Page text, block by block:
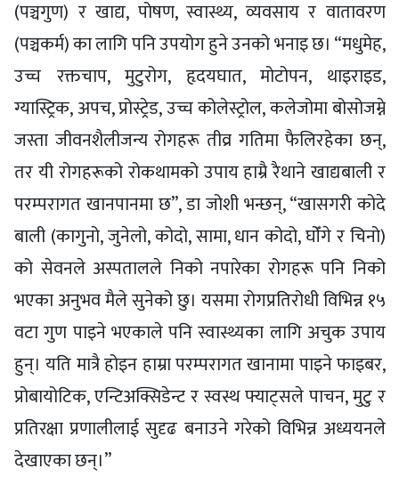
(पञ्चगुण) र खाद्य, पोषण, स्वास्थ्य, व्यवसाय र वातावरण
(पञ्चकर्म) का लागि पनि उपयोग हुने उनको भनाइ छ। “मधुमेह,
उच्च रक्तचाप, मुटुरोग, हृदयघात, मोटोपन, थाइराइड,
ग्यास्ट्रिक, अपच, प्रोस्ट्रेड, उच्च कोलेस्ट्रोल, कलेजोमा बोसोजम्ने
जस्ता जीवनशैलीजन्य रोगहरू तीव्र गतिमा फैलिरहेका छन्,
तर यी रोगहरूको रोकथामको उपाय हाम्रै रैथाने खाद्यबाली र
परम्परागत खानपानमा छ”, डा जोशी भन्छन्, “खासगरी कोदे
बाली (कागुनो, जुनेलो, कोदो, सामा, धान कोदो, घोँगे र चिनो)
को सेवनले अस्पतालले निको नपारेका रोगहरू पनि निको
भएका अनुभव मैले सुनेको छु। यसमा रोगप्रतिरोधी विभिन्न १५
वटा गुण पाइने भएकाले पनि स्वास्थ्यका लागि अचुक उपाय
हुन्। यति मात्रै होइन हाम्रा परम्परागत खानामा पाइने फाइबर,
प्रोबायोटिक, एन्टिअक्सिडेन्ट र स्वस्थ फ्याट्सले पाचन, मुटु र
प्रतिरक्षा प्रणालीलाई सुदृढ बनाउने गरेको विभिन्न अध्ययनले
देखाएका छन्।”